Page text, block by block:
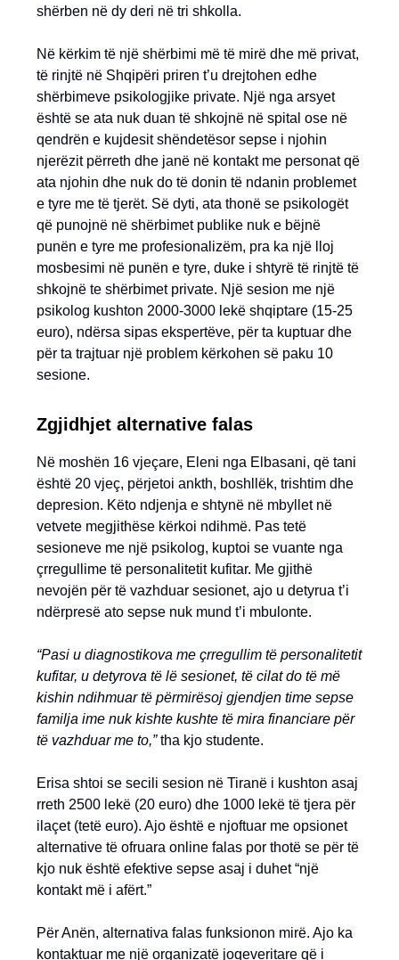
shërben në dy deri në tri shkolla.
Në kërkim të një shërbimi më të mirë dhe më privat,
të rinjtë në Shqipëri priren t’u drejtohen edhe
shërbimeve psikologjike private. Një nga arsyet
është se ata nuk duan të shkojnë në spital ose në
qendrën e kujdesit shëndetësor sepse i njohin
njerëzit përreth dhe janë në kontakt me personat që
ata njohin dhe nuk do të donin të ndanin problemet
e tyre me të tjerët. Së dyti, ata thonë se psikologët
që punojnë në shërbimet publike nuk e bëjnë
punën e tyre me profesionalizëm, pra ka një lloj
mosbesimi në punën e tyre, duke i shtyrë të rinjtë të
shkojnë te shërbimet private. Një sesion me një
psikolog kushton 2000-3000 lekë shqiptare (15-25
euro), ndërsa sipas ekspertëve, për ta kuptuar dhe
për ta trajtuar një problem kërkohen së paku 10
sesione.
Zgjidhjet alternative falas
Në moshën 16 vjeçare, Eleni nga Elbasani, që tani
është 20 vjeç, përjetoi ankth, boshllëk, trishtim dhe
depresion. Këto ndjenja e shtynë në mbyllet në
vetvete megjithëse kërkoi ndihmë. Pas tetë
sesioneve me një psikolog, kuptoi se vuante nga
çrregullime të personalitetit kufitar. Me gjithë
nevojën për të vazhduar sesionet, ajo u detyrua t’i
ndërpresë ato sepse nuk mund t’i mbulonte.
“Pasi u diagnostikova me çrregullim të personalitetit
kufitar, u detyrova të lë sesionet, të cilat do të më
kishin ndihmuar të përmirësoj gjendjen time sepse
familja ime nuk kishte kushte të mira financiare për
të vazhduar me to,”tha kjo studente.
Erisa shtoi se secili sesion në Tiranë i kushton asaj
rreth 2500 lekë (20 euro) dhe 1000 lekë të tjera për
ilaçet (tetë euro). Ajo është e njoftuar me opsionet
alternative të ofruara online falas por thotë se për të
kjo nuk është efektive sepse asaj i duhet “një
kontakt më i afërt.”
Për Anën, alternativa falas funksionon mirë. Ajo ka
kontaktuar me një organizatë joqeveritare që i